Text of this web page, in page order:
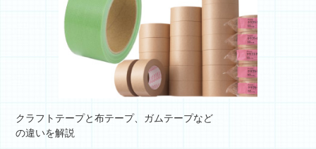
クラフトテープと布テープ、ガムテープなど
の違いを解説